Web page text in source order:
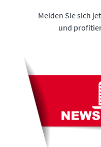
Melden Sie sich
und